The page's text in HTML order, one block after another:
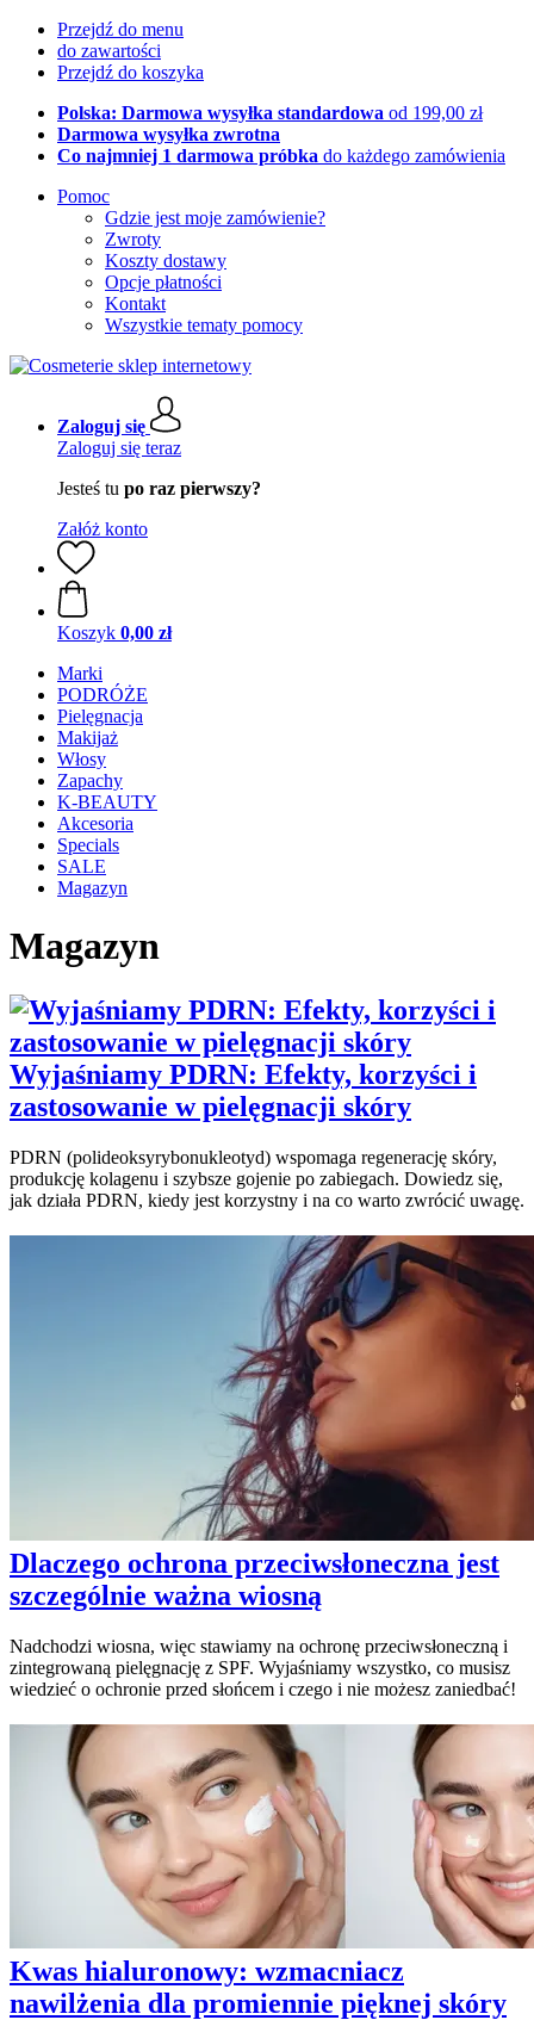
Przejdź do menu
do zawartości
Przejdź do koszyka
Polska: Darmowa wysyłka standardowa od 199,00 zł
Darmowa wysyłka zwrotna
Co najmniej 1 darmowa próbka do każdego zamówienia
Pomoc
Gdzie jest moje zamówienie?
Zwroty
Koszty dostawy
Opcje płatności
Kontakt
Wszystkie tematy pomocy
Zaloguj się
Zaloguj się teraz
Jesteś tu po raz pierwszy?
Załóż konto
Koszyk 0,00 zł
Marki
PODRÓŻE
Pielęgnacja
Makijaż
Włosy
Zapachy
K-BEAUTY
Akcesoria
Specials
SALE
Magazyn
Magazyn
Wyjaśniamy PDRN: Efekty, korzyści i
zastosowanie w pielęgnacji skóry
PDRN (polideoksyrybonukleotyd) wspomaga regenerację skóry,
produkcję kolagenu i szybsze gojenie po zabiegach. Dowiedz się,
jak działa PDRN, kiedy jest korzystny i na co warto zwrócić uwagę.
Dlaczego ochrona przeciwsłoneczna jest
szczególnie ważna wiosną
Nadchodzi wiosna, więc stawiamy na ochronę przeciwsłoneczną i
zintegrowaną pielęgnację z SPF. Wyjaśniamy wszystko, co musisz
wiedzieć o ochronie przed słońcem i czego i nie możesz zaniedbać!
Kwas hialuronowy: wzmacniacz
nawilżenia dla promiennie pięknej skóry